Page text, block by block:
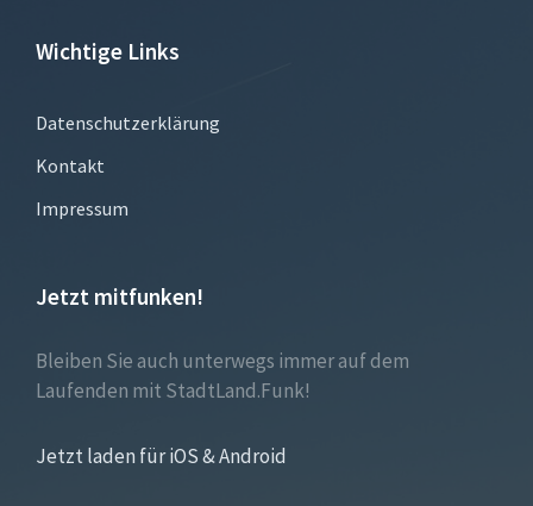
Wichtige Links
Datenschutzerklärung
Kontakt
Impressum
Jetzt mitfunken!
Bleiben Sie auch unterwegs immer auf dem
Laufenden mit StadtLand.Funk!
Jetzt laden für iOS & Android